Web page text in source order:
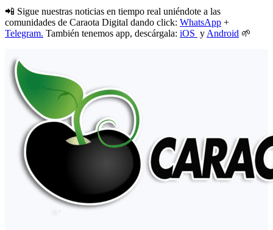
📲 Sigue nuestras noticias en tiempo real uniéndote a las
comunidades de Caraota Digital dando click: WhatsApp +
Telegram. También tenemos app, descárgala: iOS y Android 🌱